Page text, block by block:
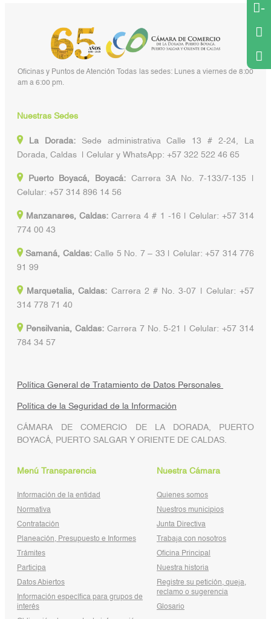
-
Oficinas y Puntos de Atención Todas las sedes: Lunes a viernes de 8:00
am a 6:00 pm.
Nuestras Sedes
La Dorada:Sede administrativa Calle 13 # 2-24, La
Dorada, Caldas | Celular y WhatsApp: +57 322 522 46 65
Puerto Boyacá, Boyacá:Carrera 3A No. 7-133/7-135 |
Celular: +57 314 896 14 56
Manzanares, Caldas: Carrera 4 # 1 -16 | Celular: +57 314
774 00 43
Samaná, Caldas:Calle 5 No. 7 – 33 | Celular: +57 314 776
91 99
Marquetalia, Caldas: Carrera 2 # No. 3-07 | Celular: +57
314 778 71 40
Pensilvania, Caldas:Carrera 7 No. 5-21 | Celular: +57 314
784 34 57
Política General de Tratamiento de Datos Personales
Política de la Seguridad de la Información
CÁMARA DE COMERCIO DE LA DORADA, PUERTO
BOYACÁ, PUERTO SALGAR Y ORIENTE DE CALDAS.
Menú Transparencia
Información de la entidad
Normativa
Contratación
Planeación, Presupuesto e Informes
Trámites
Participa
Datos Abiertos
Información específica para grupos de
interés
Nuestra Cámara
Quienes somos
Nuestros municipios
Junta Directiva
Trabaja con nosotros
Oficina Principal
Nuestra historia
Registre su petición, queja,
reclamo o sugerencia
Glosario